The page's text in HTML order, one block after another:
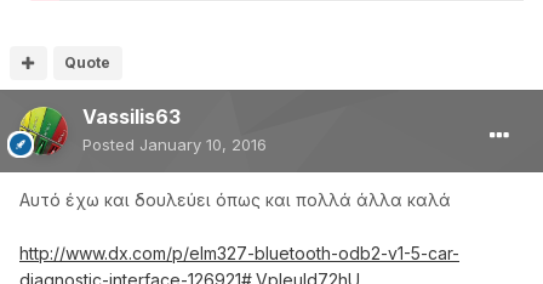
Quote
Vassilis63
Posted January 10, 2016
Αυτό έχω και δουλεύει όπως και πολλά άλλα καλά
http://www.dx.com/p/elm327-bluetooth-odb2-v1-5-car-
diagnostic-interface-126921#.VpIeuld72hU